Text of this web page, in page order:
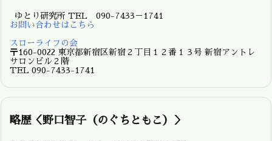
ゆとり研究所 TEL 090-7433－1741
お問い合わせはこちら
スローライフの会
〒160-0022 東京都新宿区新宿２丁目１２番１３号 新宿アントレ
サロンビル２階
TEL 090-7433-1741
略歴＜野口智子（のぐちともこ）＞